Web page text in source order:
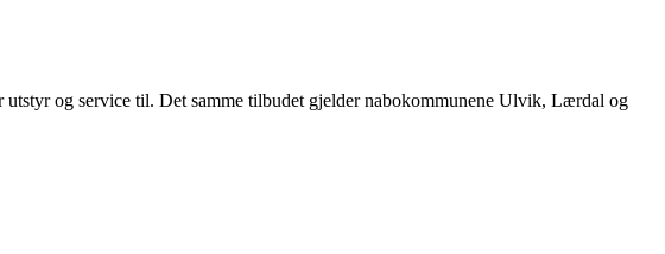
og service til. Det samme tilbudet gjelder nabokommunene Ulvik, Lærdal og